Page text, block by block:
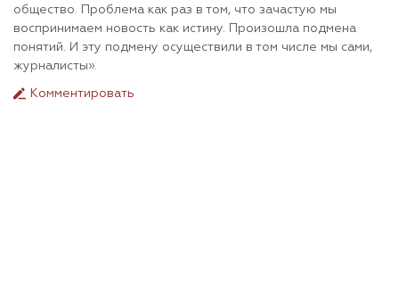
общество. Проблема как раз в том, что зачастую мы
воспринимаем новость как истину. Произошла подмена
понятий. И эту подмену осуществили в том числе мы сами,
журналисты».
Комментировать